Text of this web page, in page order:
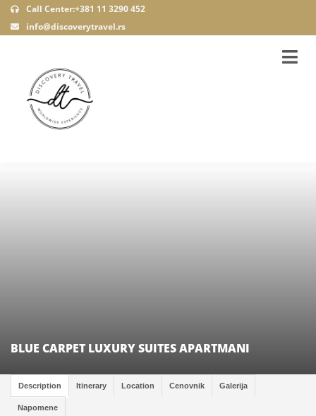
Call Center:+381 11 3290 452
info@discoverytravel.rs
BLUE CARPET LUXURY SUITES APARTMANI
Description Itinerary Location Cenovnik Galerija
Napomene